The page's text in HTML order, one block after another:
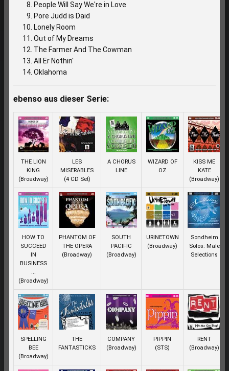
People Will Say We're in Love
Pore Judd is Daid
Lonely Room
Out of My Dreams
The Farmer And The Cowman
All Er Nothin'
Oklahoma
ebenso aus dieser Serie:
THE LION
KING
(Broadway)
LES
MISERABLES
(4 CD Set)
A CHORUS
LINE
WIZARD OF
OZ
KISS ME
KATE
(Broadway)
HOW TO
SUCCEED
IN
BUSINESS
...
(Broadway)
PHANTOM OF
THE OPERA
(Broadway)
SOUTH
PACIFIC
(Broadway)
URINETOWN
(Broadway)
Sondheim
Solos: Male
Selections
SPELLING
BEE
(Broadway)
THE
FANTASTICKS
COMPANY
(Broadway)
PIPPIN
(STS)
RENT
(Broadway)